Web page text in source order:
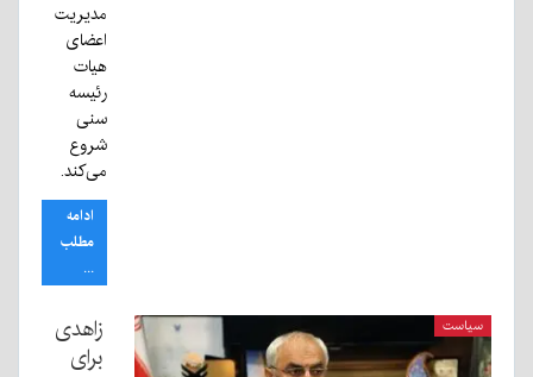
مدیریت
اعضای
هیات
رئیسه
سنی
شروع
می‌کند.
ادامه
مطلب
...
سیاست
زاهدی
برای